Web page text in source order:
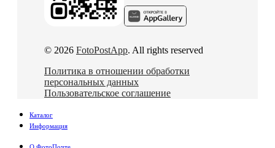
© 2026 FotoPostApp. All rights reserved
Политика в отношении обработки
персональных данных
Пользовательское соглашение
Каталог
Информация